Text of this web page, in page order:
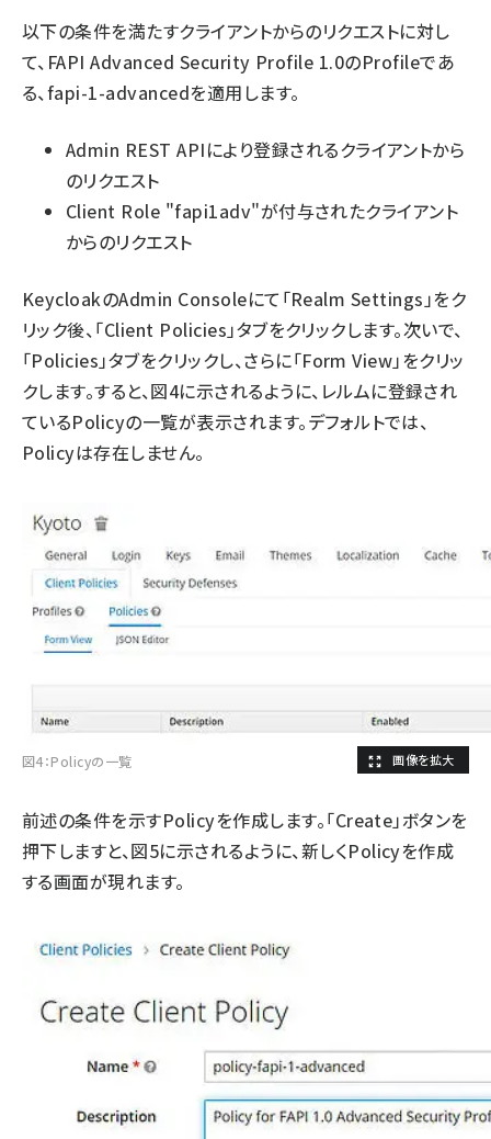
以下の条件を満たすクライアントからのリクエストに対し
て、FAPI Advanced Security Profile 1.0のProfileであ
る、fapi-1-advancedを適用します。
Admin REST APIにより登録されるクライアントから
のリクエスト
Client Role "fapi1adv"が付与されたクライアント
からのリクエスト
KeycloakのAdmin Consoleにて「Realm Settings」をク
リック後、「Client Policies」タブをクリックします。次いで、
「Policies」タブをクリックし、さらに「Form View」をクリッ
クします。すると、図4に示されるように、レルムに登録され
ているPolicyの一覧が表示されます。デフォルトでは、
Policyは存在しません。
図4：Policyの一覧
前述の条件を示すPolicyを作成します。「Create」ボタンを
押下しますと、図5に示されるように、新しくPolicyを作成
する画面が現れます。